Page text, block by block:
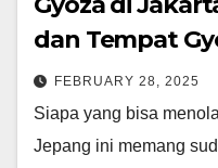
dan Tempat
FEBRUARY 28, 2025
Siapa yang bisa
Jepang ini memang